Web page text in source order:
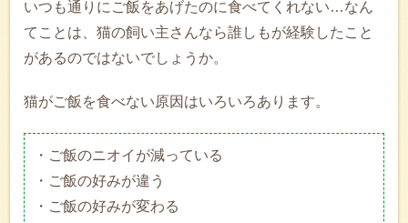
いつも通りにご飯をあげたのに食べてくれない…なん
てことは、猫の飼い主さんなら誰しもが経験したこと
があるのではないでしょうか。
猫がご飯を食べない原因はいろいろあります。
・ご飯のニオイが減っている
・ご飯の好みが違う
・ご飯の好みが変わる